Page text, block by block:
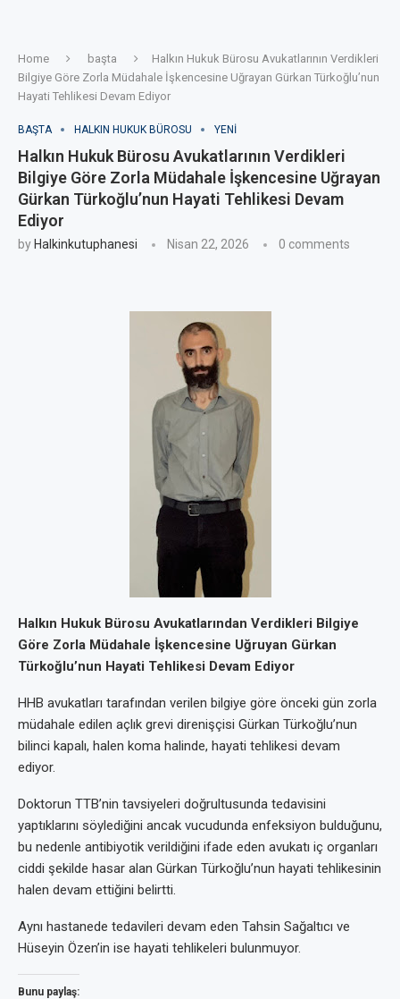
Home başta
Halkın Hukuk Bürosu Avukatlarının Verdikleri
Bilgiye Göre Zorla Müdahale İşkencesine Uğrayan Gürkan Türkoğlu’nun
Hayati Tehlikesi Devam Ediyor
BAŞTA HALKIN HUKUK BÜROSU YENI
Halkın Hukuk Bürosu Avukatlarının Verdikleri
Bilgiye Göre Zorla Müdahale İşkencesine Uğrayan
Gürkan Türkoğlu’nun Hayati Tehlikesi Devam
Ediyor
by Halkinkutuphanesi Nisan 22, 2026 0 comments
Halkın Hukuk Bürosu Avukatlarından Verdikleri Bilgiye
Göre Zorla Müdahale İşkencesine Uğruyan Gürkan
Türkoğlu’nun Hayati Tehlikesi Devam Ediyor
HHB avukatları tarafından verilen bilgiye göre önceki gün zorla
müdahale edilen açlık grevi direnişçisi Gürkan Türkoğlu’nun
bilinci kapalı, halen koma halinde, hayati tehlikesi devam
ediyor.
Doktorun TTB’nin tavsiyeleri doğrultusunda tedavisini
yaptıklarını söylediğini ancak vucudunda enfeksiyon bulduğunu,
bu nedenle antibiyotik verildiğini ifade eden avukatı iç organları
ciddi şekilde hasar alan Gürkan Türkoğlu’nun hayati tehlikesinin
halen devam ettiğini belirtti.
Aynı hastanede tedavileri devam eden Tahsin Sağaltıcı ve
Hüseyin Özen’in ise hayati tehlikeleri bulunmuyor.
Bunu paylaş: